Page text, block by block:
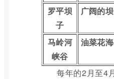
罗平坝
子
广阔的
马岭河
峡谷
油菜花
每年的2月至4